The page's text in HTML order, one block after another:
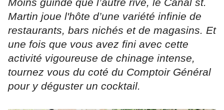
Martin joue l'hôte d’une variété infinie de
restaurants, bars nichés et de magasins. Et
une fois que vous avez fini avec cette
activité vigoureuse de chinage intense,
tournez vous du coté du Comptoir Général
pour y déguster un cocktail.